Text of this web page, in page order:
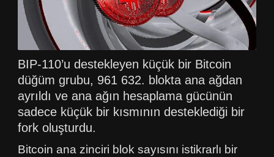
BIP-110’u destekleyen küçük bir Bitcoin
düğüm grubu, 961 632. blokta ana ağdan
ayrıldı ve ana ağın hesaplama gücünün
sadece küçük bir kısmının desteklediği bir
fork oluşturdu.
Bitcoin ana zinciri blok sayısını istikrarlı bir